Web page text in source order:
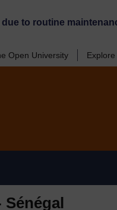
to routine
Open University
Sénégal